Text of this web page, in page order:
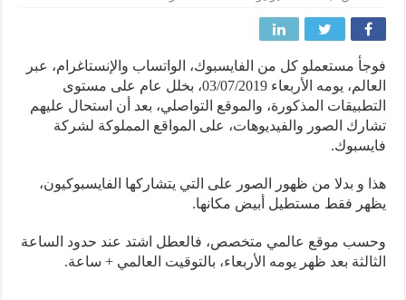
مستعملو كل من الفايسبوك، الواتساب والإنستاغرام، عبر
العالم، يومه الأربعاء 03/07/2019، بخلل عام على مستوى
المذكورة، والموقع التواصلي، بعد أن استحال عليهم
الصور والفيديوهات، على المواقع المملوكة لشركة
و بدلا من ظهور الصور على التي يتشاركها الفايسبوكيون،
فقط مستطيل أبيض مكانها.
موقع عالمي متخصص، فالعطل اشتد عند حدود الساعة
بعد ظهر يومه الأربعاء، بالتوقيت العالمي + ساعة.